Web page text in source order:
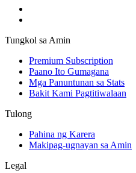
Tungkol sa Amin
Premium Subscription
Paano Ito Gumagana
Mga Panuntunan sa Stats
Bakit Kami Pagtitiwalaan
Tulong
Pahina ng Karera
Makipag-ugnayan sa Amin
Legal